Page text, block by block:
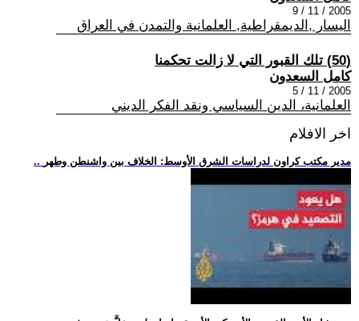
2005 / 11 / 9
اليسار ,الديمقراطية, العلمانية والتمدن في العراق
(50) تلك القبور التي لا زالت تحكمنا
كامل السعدون
2005 / 11 / 5
العلمانية، الدين السياسي ونقد الفكر الديني
اخر الافلام
.. مدير مكتب كراون لدراسات الشرق الأوسط: الخلاف بين واشنطن وطهر